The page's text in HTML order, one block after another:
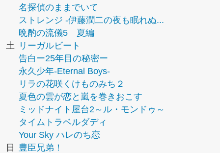
名探偵のままでいて
ストレンジ -伊藤潤二の夜も眠れぬ...
晩酌の流儀5 夏編
土
リーガルビート
告白ー25年目の秘密ー
永久少年-Eternal Boys-
リラの花咲くけものみち２
夏色の雲が恋と嵐を巻きおこす
ミッドナイト屋台2～ル・モンドゥ～
タイムトラベルダディ
Your Sky ハレのち恋
日
豊臣兄弟！